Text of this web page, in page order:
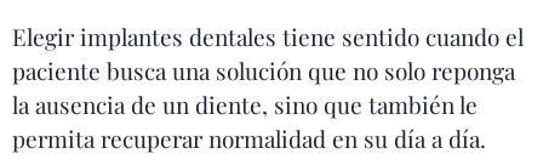
Elegir implantes dentales tiene sentido cuando el
paciente busca una solución que no solo reponga
la ausencia de un diente, sino que también le
permita recuperar normalidad en su día a día.